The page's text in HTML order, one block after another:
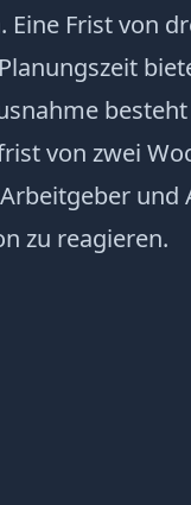
Frist von
von zwei
zu reagieren.